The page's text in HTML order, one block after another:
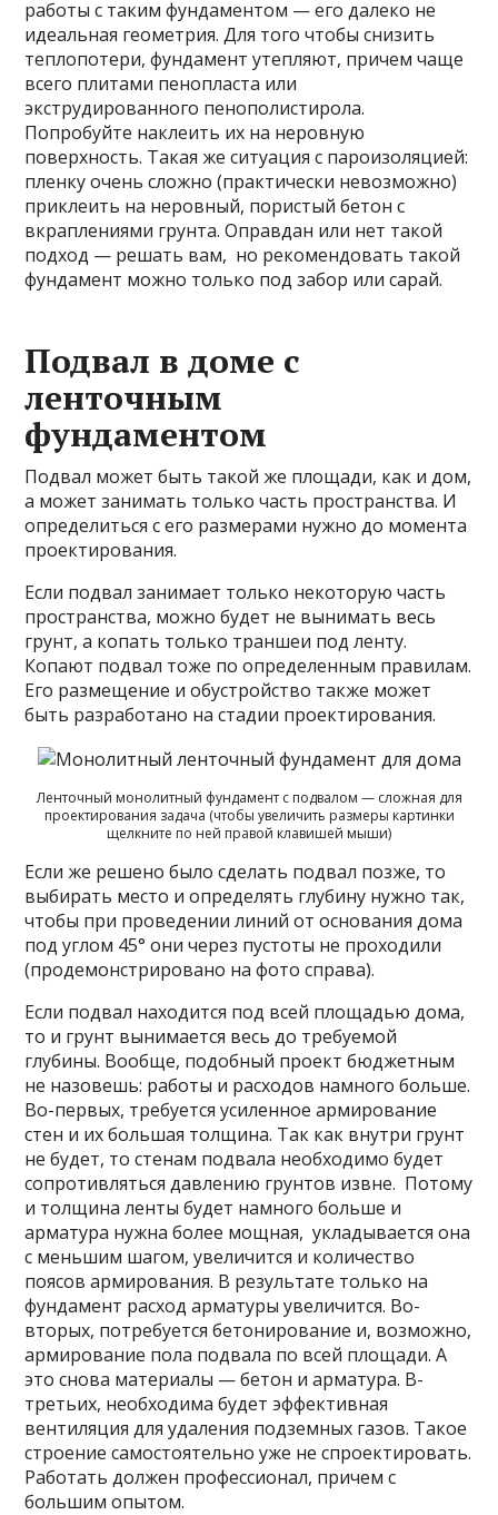
работы с таким фундаментом — его далеко не
идеальная геометрия. Для того чтобы снизить
теплопотери, фундамент утепляют, причем чаще
всего плитами пенопласта или
экструдированного пенополистирола.
Попробуйте наклеить их на неровную
поверхность. Такая же ситуация с пароизоляцией:
пленку очень сложно (практически невозможно)
приклеить на неровный, пористый бетон с
вкраплениями грунта. Оправдан или нет такой
подход — решать вам, но рекомендовать такой
фундамент можно только под забор или сарай.
Подвал в доме с
ленточным
фундаментом
Подвал может быть такой же площади, как и дом,
а может занимать только часть пространства. И
определиться с его размерами нужно до момента
проектирования.
Если подвал занимает только некоторую часть
пространства, можно будет не вынимать весь
грунт, а копать только траншеи под ленту.
Копают подвал тоже по определенным правилам.
Его размещение и обустройство также может
быть разработано на стадии проектирования.
Ленточный монолитный фундамент с подвалом — сложная для
проектирования задача (чтобы увеличить размеры картинки
щелкните по ней правой клавишей мыши)
Если же решено было сделать подвал позже, то
выбирать место и определять глубину нужно так,
чтобы при проведении линий от основания дома
под углом 45° они через пустоты не проходили
(продемонстрировано на фото справа).
Если подвал находится под всей площадью дома,
то и грунт вынимается весь до требуемой
глубины. Вообще, подобный проект бюджетным
не назовешь: работы и расходов намного больше.
Во-первых, требуется усиленное армирование
стен и их большая толщина. Так как внутри грунт
не будет, то стенам подвала необходимо будет
сопротивляться давлению грунтов извне. Потому
и толщина ленты будет намного больше и
арматура нужна более мощная, укладывается она
с меньшим шагом, увеличится и количество
поясов армирования. В результате только на
фундамент расход арматуры увеличится. Во-
вторых, потребуется бетонирование и, возможно,
армирование пола подвала по всей площади. А
это снова материалы — бетон и арматура. В-
третьих, необходима будет эффективная
вентиляция для удаления подземных газов. Такое
строение самостоятельно уже не спроектировать.
Работать должен профессионал, причем с
большим опытом.